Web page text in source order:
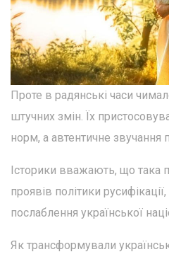
Проте в радянські часи
штучних змін. Їх
норм, а автентичне звучання
Історики вважають, що така
проявів політики
послаблення української
Як трансформували